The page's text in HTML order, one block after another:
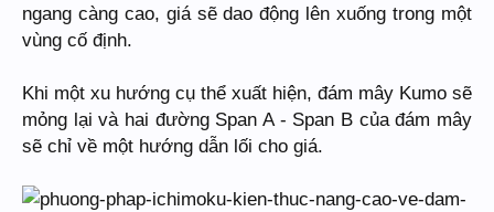
ngang càng cao, giá sẽ dao động lên xuống trong một
vùng cố định.
Khi một xu hướng cụ thể xuất hiện, đám mây Kumo sẽ
mỏng lại và hai đường Span A - Span B của đám mây
sẽ chỉ về một hướng dẫn lối cho giá.